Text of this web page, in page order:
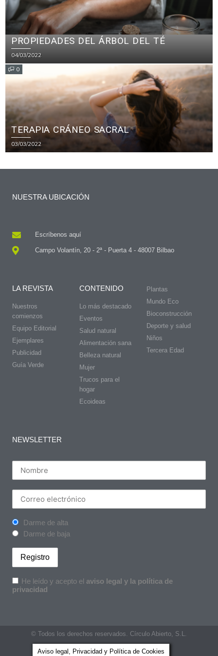
PROPIEDADES DEL ÁRBOL DEL TÉ
04/03/2022
0
TERAPIA CRÁNEO SACRAL
03/03/2022
NUESTRA UBICACIÓN
Escríbenos aquí
Campo Volantín, 20 - 2ª - Puerta 4 - 48007 Bilbao
LA REVISTA
Nuestros
comienzos
Equipo Editorial
Ejemplares
Publicidad
Guía Verde
CONTENIDO
Lo más destacado
Eventos
Salud natural
Alimentación sana
Belleza natural
Mujer
Trucos para el
hogar
Ecoideas
Plantas
Mundo Eco
Bioconstrucción
Deporte y salud
Niños
Tercera Edad
NEWSLETTER
Darme de alta
Darme de baja
He leído y acepto el aviso legal y la política de
privacidad
© Todos los derechos reservados. Círculo Abierto, S.L.
Aviso legal, Privacidad y Política de Cookies